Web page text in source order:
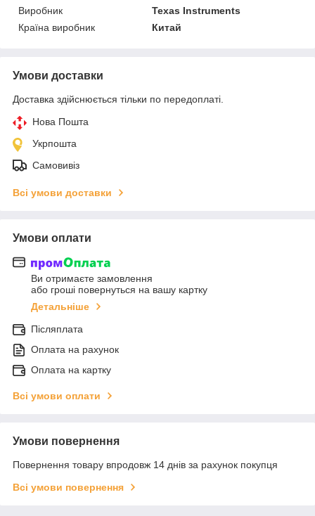
Виробник
Texas Instruments
Країна виробник
Китай
Умови доставки
Доставка здійснюється тільки по передоплаті.
Нова Пошта
Укрпошта
Самовивіз
Всі умови доставки
Умови оплати
Ви отримаєте замовлення
або гроші повернуться на вашу картку
Детальніше
Післяплата
Оплата на рахунок
Оплата на картку
Всі умови оплати
Умови повернення
Повернення товару впродовж 14 днів за рахунок покупця
Всі умови повернення